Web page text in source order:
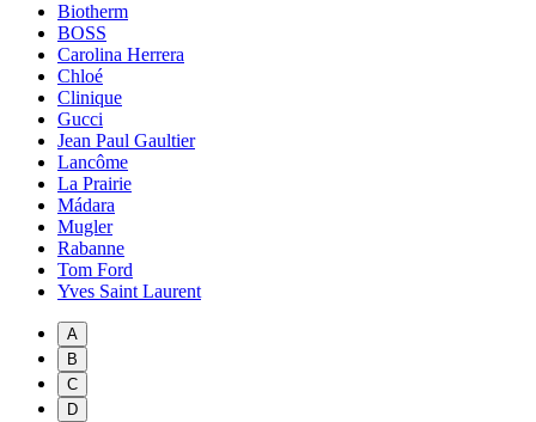
Biotherm
BOSS
Carolina Herrera
Chloé
Clinique
Gucci
Jean Paul Gaultier
Lancôme
La Prairie
Mádara
Mugler
Rabanne
Tom Ford
Yves Saint Laurent
A
B
C
D